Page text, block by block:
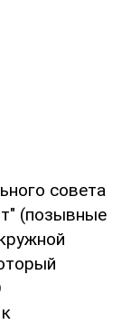
совета
(позывные